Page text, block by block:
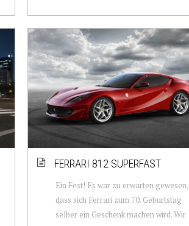
FERRARI 812 SUPERFAST
Ein Fest! Es war zu erwarten gewesen,
dass sich Ferrari zum 70. Geburtstag
selber ein Geschenk machen wird. Wir